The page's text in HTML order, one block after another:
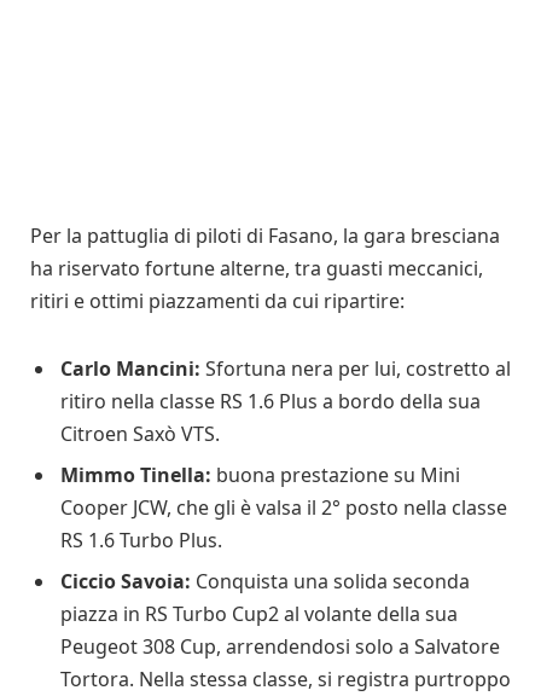
Per la pattuglia di piloti di Fasano, la gara bresciana
ha riservato fortune alterne, tra guasti meccanici,
ritiri e ottimi piazzamenti da cui ripartire:
Carlo Mancini: Sfortuna nera per lui, costretto al
ritiro nella classe RS 1.6 Plus a bordo della sua
Citroen Saxò VTS.
Mimmo Tinella: buona prestazione su Mini
Cooper JCW, che gli è valsa il 2° posto nella classe
RS 1.6 Turbo Plus.
Ciccio Savoia: Conquista una solida seconda
piazza in RS Turbo Cup2 al volante della sua
Peugeot 308 Cup, arrendendosi solo a Salvatore
Tortora. Nella stessa classe, si registra purtroppo